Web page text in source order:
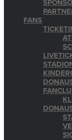
FANS